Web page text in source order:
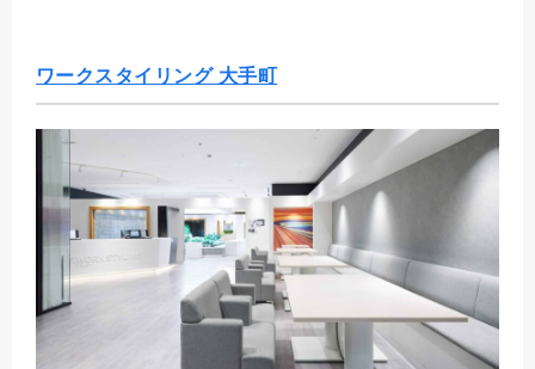
ワークスタイリング 大手町